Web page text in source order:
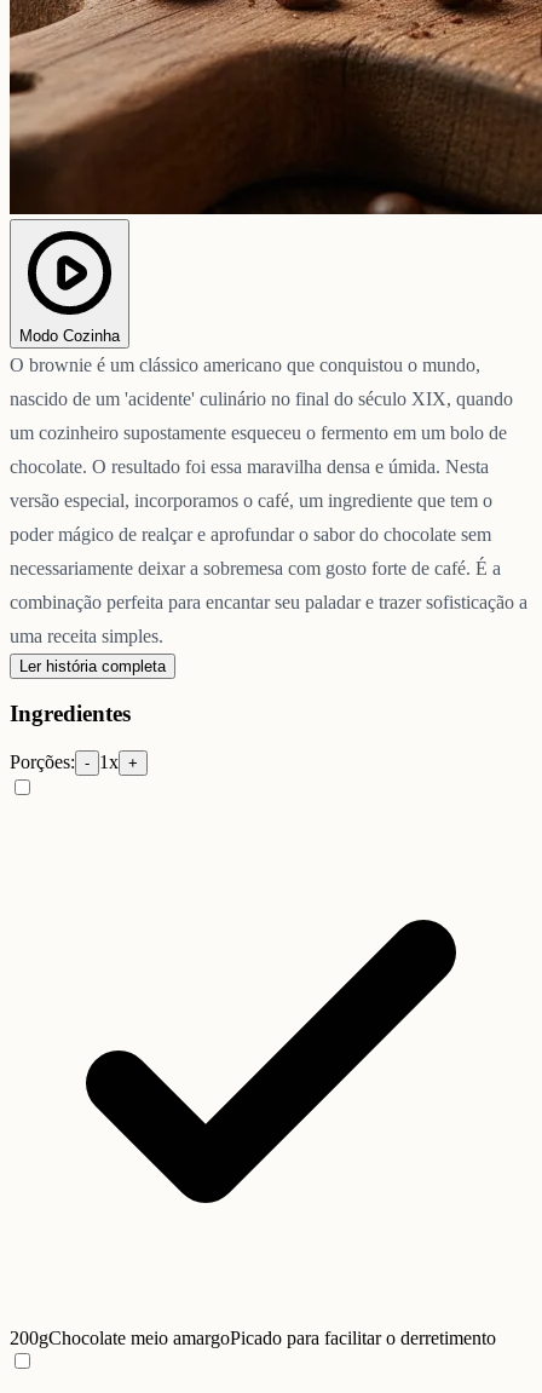
Modo Cozinha
O brownie é um clássico americano que conquistou o mundo,
nascido de um 'acidente' culinário no final do século XIX, quando
um cozinheiro supostamente esqueceu o fermento em um bolo de
chocolate. O resultado foi essa maravilha densa e úmida. Nesta
versão especial, incorporamos o café, um ingrediente que tem o
poder mágico de realçar e aprofundar o sabor do chocolate sem
necessariamente deixar a sobremesa com gosto forte de café. É a
combinação perfeita para encantar seu paladar e trazer sofisticação a
uma receita simples.
Ler história completa
Ingredientes
Porções: - 1x +
200gChocolate meio amargoPicado para facilitar o derretimento